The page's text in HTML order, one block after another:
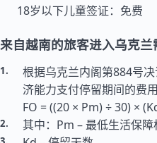
18岁以下儿童签证：免费
来自越南的旅客进入乌克兰
根据乌克兰内阁第884号
济能力支付停留期间的费
FO = ((20 × Pm) ÷ 30) ×
其中：Pm – 最低生活保障